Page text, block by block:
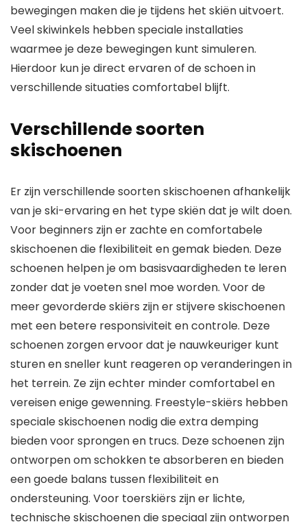
bewegingen maken die je tijdens het skiën uitvoert.
Veel skiwinkels hebben speciale installaties
waarmee je deze bewegingen kunt simuleren.
Hierdoor kun je direct ervaren of de schoen in
verschillende situaties comfortabel blijft.
Verschillende soorten
skischoenen
Er zijn verschillende soorten skischoenen afhankelijk
van je ski-ervaring en het type skiën dat je wilt doen.
Voor beginners zijn er zachte en comfortabele
skischoenen die flexibiliteit en gemak bieden. Deze
schoenen helpen je om basisvaardigheden te leren
zonder dat je voeten snel moe worden. Voor de
meer gevorderde skiërs zijn er stijvere skischoenen
met een betere responsiviteit en controle. Deze
schoenen zorgen ervoor dat je nauwkeuriger kunt
sturen en sneller kunt reageren op veranderingen in
het terrein. Ze zijn echter minder comfortabel en
vereisen enige gewenning. Freestyle-skiërs hebben
speciale skischoenen nodig die extra demping
bieden voor sprongen en trucs. Deze schoenen zijn
ontworpen om schokken te absorberen en bieden
een goede balans tussen flexibiliteit en
ondersteuning. Voor toerskiërs zijn er lichte,
technische skischoenen die speciaal zijn ontworpen